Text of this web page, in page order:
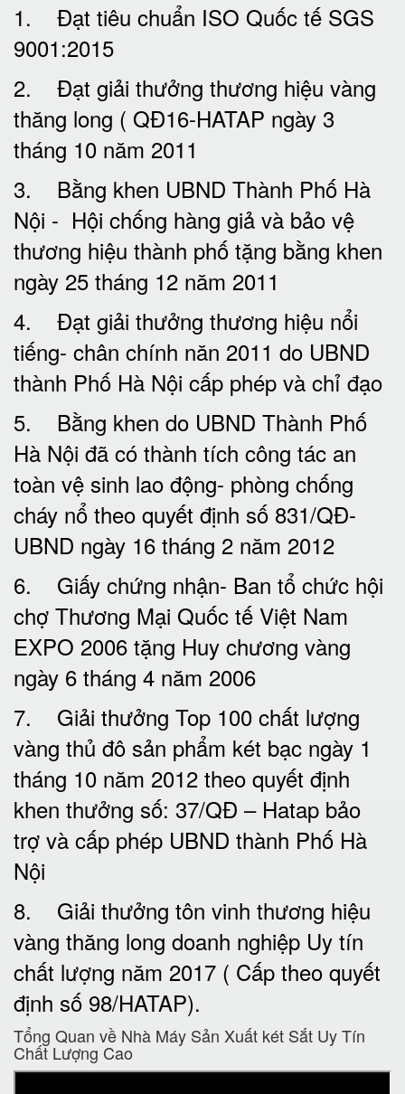
1. Đạt tiêu chuẩn ISO Quốc tế SGS
9001:2015
2. Đạt giải thưởng thương hiệu vàng
thăng long ( QĐ16-HATAP ngày 3
tháng 10 năm 2011
3. Bằng khen UBND Thành Phố Hà
Nội - Hội chống hàng giả và bảo vệ
thương hiệu thành phố tặng bằng khen
ngày 25 tháng 12 năm 2011
4. Đạt giải thưởng thương hiệu nổi
tiếng- chân chính năn 2011 do UBND
thành Phố Hà Nội cấp phép và chỉ đạo
5. Bằng khen do UBND Thành Phố
Hà Nội đã có thành tích công tác an
toàn vệ sinh lao động- phòng chống
cháy nổ theo quyết định số 831/QĐ-
UBND ngày 16 tháng 2 năm 2012
6. Giấy chứng nhận- Ban tổ chức hội
chợ Thương Mại Quốc tế Việt Nam
EXPO 2006 tặng Huy chương vàng
ngày 6 tháng 4 năm 2006
7. Giải thưởng Top 100 chất lượng
vàng thủ đô sản phẩm két bạc ngày 1
tháng 10 năm 2012 theo quyết định
khen thưởng số: 37/QĐ – Hatap bảo
trợ và cấp phép UBND thành Phố Hà
Nội
8. Giải thưởng tôn vinh thương hiệu
vàng thăng long doanh nghiệp Uy tín
chất lượng năm 2017 ( Cấp theo quyết
định số 98/HATAP).
Tổng Quan về Nhà Máy Sản Xuất két Sắt Uy Tín
Chất Lượng Cao